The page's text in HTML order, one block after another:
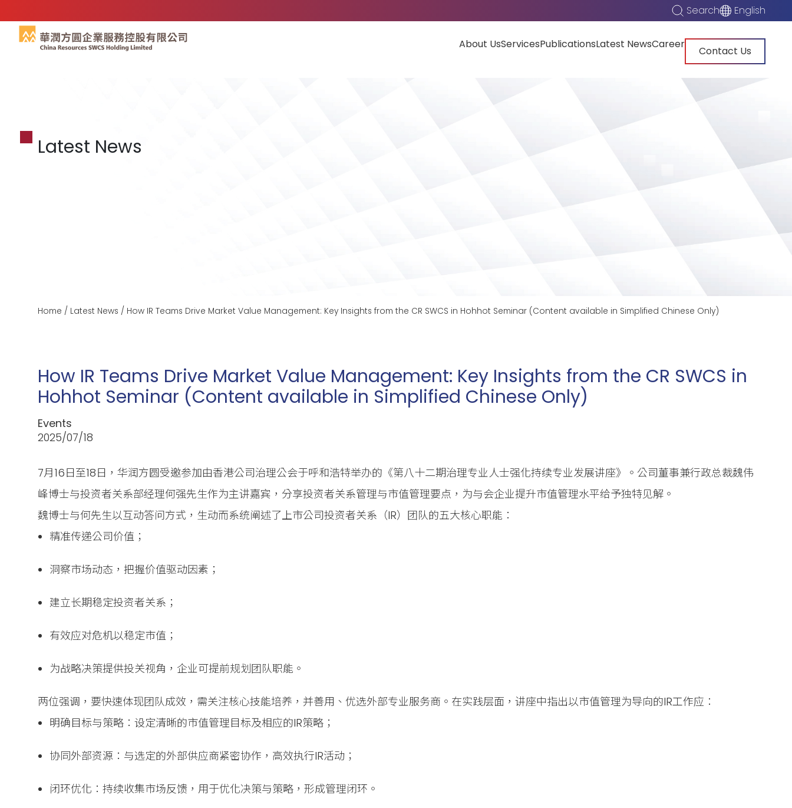
Search English
About UsServicesPublicationsLatest NewsCareer
Contact Us
Latest News
Home / Latest News / How IR Teams Drive Market Value Management: Key Insights from the CR SWCS in Hohhot Seminar (Content available in Simplified Chinese Only)
How IR Teams Drive Market Value Management: Key Insights from the CR SWCS in
Hohhot Seminar (Content available in Simplified Chinese Only)
Events
2025/07/18
7月16日至18日，华润方圆受邀参加由香港公司治理公会于呼和浩特举办的《第八十二期治理专业人士强化持续专业发展讲座》。公司董事兼行政总裁魏伟
峰博士与投资者关系部经理何强先生作为主讲嘉宾，分享投资者关系管理与市值管理要点，为与会企业提升市值管理水平给予独特见解。
魏博士与何先生以互动答问方式，生动而系统阐述了上市公司投资者关系（IR）团队的五大核心职能：
精准传递公司价值；
洞察市场动态，把握价值驱动因素；
建立长期稳定投资者关系；
有效应对危机以稳定市值；
为战略决策提供投关视角，企业可提前规划团队职能。
两位强调，要快速体现团队成效，需关注核心技能培养，并善用、优选外部专业服务商。在实践层面，讲座中指出以市值管理为导向的IR工作应：
明确目标与策略：设定清晰的市值管理目标及相应的IR策略；
协同外部资源：与选定的外部供应商紧密协作，高效执行IR活动；
闭环优化：持续收集市场反馈，用于优化决策与策略，形成管理闭环。